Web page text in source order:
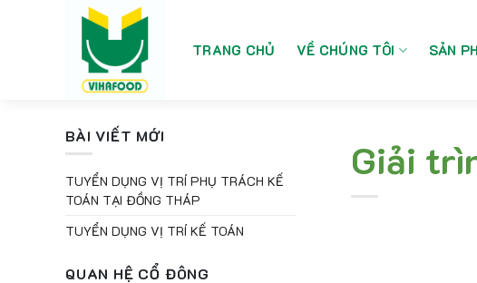
TRANG CHỦ VỀ CHÚNG TÔI SẢN
BÀI VIẾT MỚI
TUYỂN DỤNG VỊ TRÍ PHỤ TRÁCH KẾ
TOÁN TẠI ĐỒNG THÁP
TUYỂN DỤNG VỊ TRÍ KẾ TOÁN
QUAN HỆ CỔ ĐÔNG
Giải